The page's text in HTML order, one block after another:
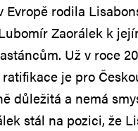
Evropě rodila
Zaorálek k
Už v roce
je pro
důležitá a nemá
stál na pozici, že